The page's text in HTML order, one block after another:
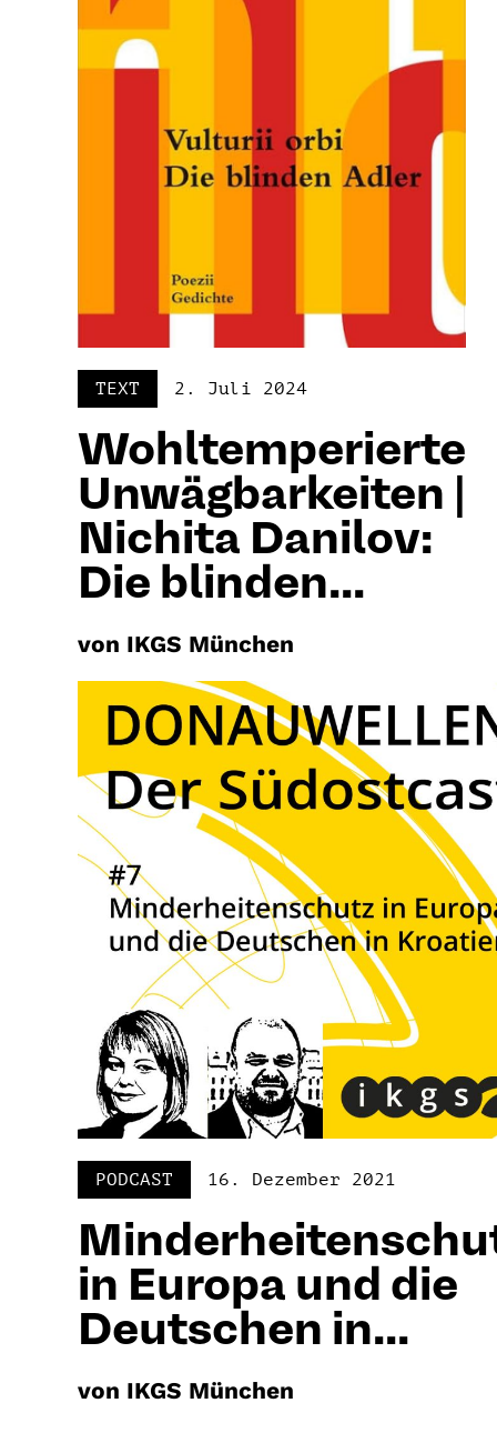
TEXT 2. Juli 2024
Wohltemperierte
Unwägbarkeiten |
Nichita Danilov:
Die blinden...
von IKGS München
PODCAST 16. Dezember 2021
in Europa und die
Deutschen in...
von IKGS München